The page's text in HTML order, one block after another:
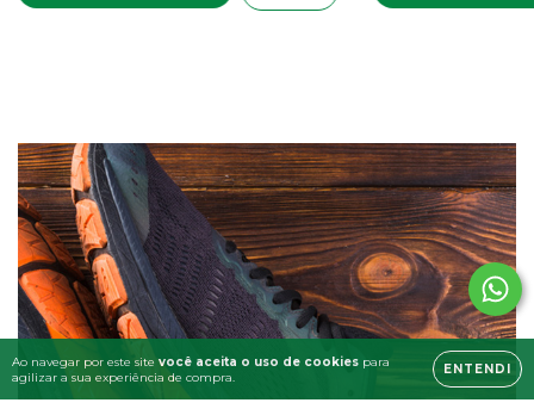
Ao navegar por este site você aceita o uso de cookies para
agilizar a sua experiência de compra.
ENTENDI